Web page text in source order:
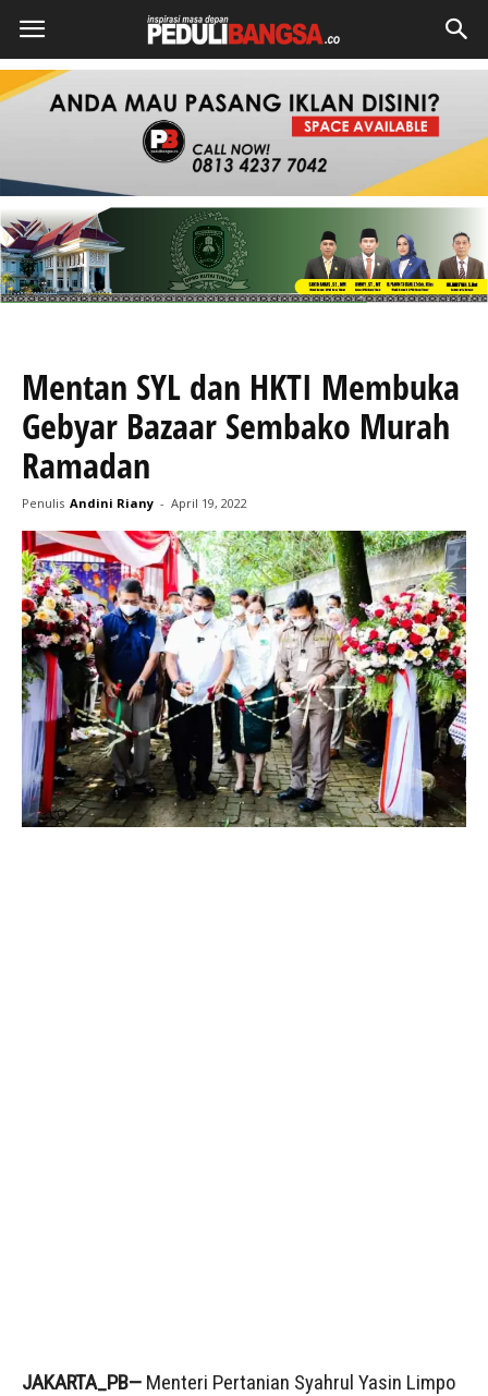
Mentan SYL dan HKTI Membuka
Gebyar Bazaar Sembako Murah
Ramadan
Penulis Andini Riany - April 19, 2022
JAKARTA_PB— Menteri Pertanian Syahrul Yasin Limpo